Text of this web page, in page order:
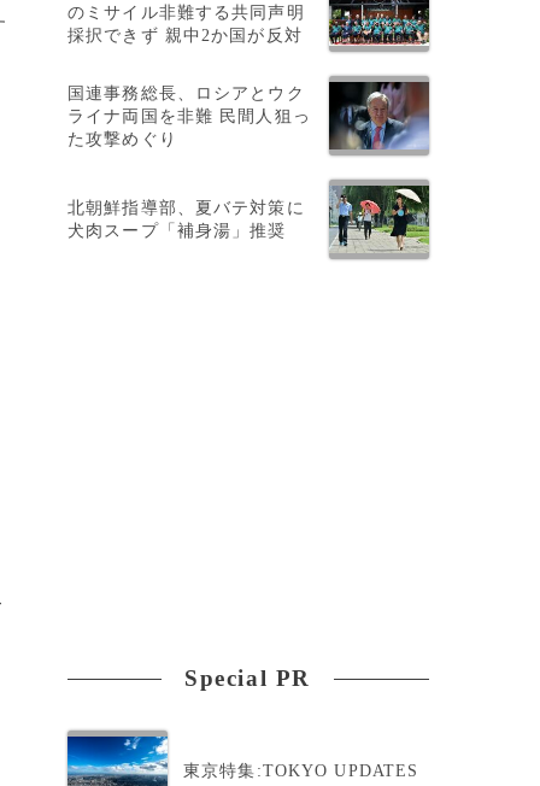
のミサイル非難する共同声明
採択できず 親中2か国が反対
国連事務総長、ロシアとウク
ライナ両国を非難 民間人狙っ
た攻撃めぐり
北朝鮮指導部、夏バテ対策に
犬肉スープ「補身湯」推奨
Special PR
東京特集:TOKYO UPDATES